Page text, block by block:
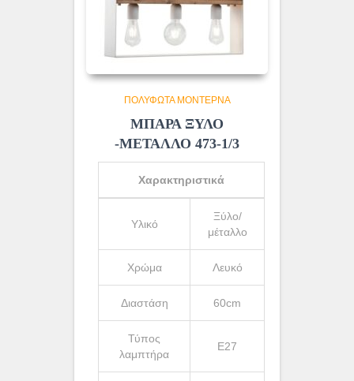
ΠΟΛΎΦΩΤΑ ΜΟΝΤΈΡΝΑ
ΜΠΑΡΑ ΞΥΛΟ
-ΜΕΤΑΛΛΟ 473-1/3
Χαρακτηριστικά
Υλικό
Ξύλο/
μέταλλο
Χρώμα Λευκό
Διαστάση 60cm
Τύπος
λαμπτήρα
Ε27